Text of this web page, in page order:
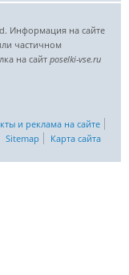
Информация на сайте
частичном
на сайт poselki-vse.ru​
и реклама на сайте
Sitemap
Карта сайта